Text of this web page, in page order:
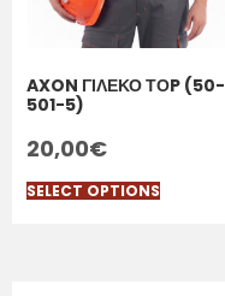
AXON ΓΙΛΕΚΟ ΤΟP (50-
501-5)
20,00€
SELECT OPTIONS